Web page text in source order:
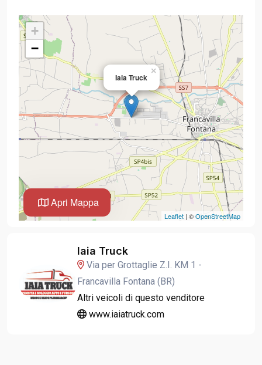
Apri Mappa
Iaia Truck
×
+
−
Leaflet | ©OpenStreetMap
Iaia Truck
Via per Grottaglie Z.I. KM 1 -
Francavilla Fontana (BR)
Altri veicoli di questo venditore
www.iaiatruck.com